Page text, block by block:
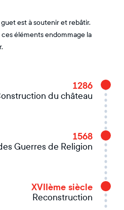
est à soutenir et rebâtir.
éléments endommage la
1286
du château
1568
Guerres de Religion
XVIIème siècle
Reconstruction